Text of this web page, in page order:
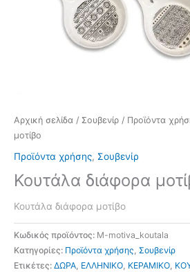
Αρχική σελίδα / Σουβενίρ / Προϊόντα
μοτίβο
Προϊόντα χρήσης, Σουβενίρ
Κουτάλα διάφορα
Κουτάλα διάφορα μοτίβο
Κωδικός προϊόντος: M-motiva_koutala
Κατηγορίες: Προϊόντα χρήσης, Σουβενίρ
Ετικέτες: ΔΩΡΑ, ΕΛΛΗΝΙΚΟ, ΚΕΡΑΜΙΚΟ,